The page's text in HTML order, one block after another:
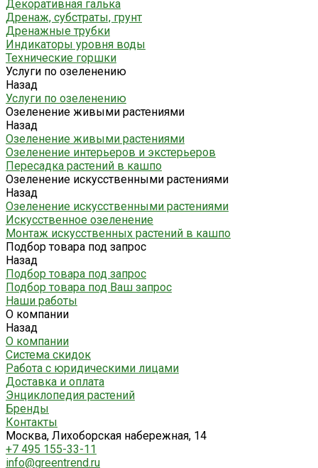
Декоративная галька
Дренаж, субстраты, грунт
Дренажные трубки
Индикаторы уровня воды
Технические горшки
Услуги по озеленению
Назад
Услуги по озеленению
Озеленение живыми растениями
Назад
Озеленение живыми растениями
Озеленение интерьеров и экстерьеров
Пересадка растений в кашпо
Озеленение искусственными растениями
Назад
Озеленение искусственными растениями
Искусственное озеленение
Монтаж искусственных растений в кашпо
Подбор товара под запрос
Назад
Подбор товара под запрос
Подбор товара под Ваш запрос
Наши работы
О компании
Назад
О компании
Система скидок
Работа с юридическими лицами
Доставка и оплата
Энциклопедия растений
Бренды
Контакты
Москва, Лихоборская набережная, 14
+7 495 155-33-11
info@greentrend.ru